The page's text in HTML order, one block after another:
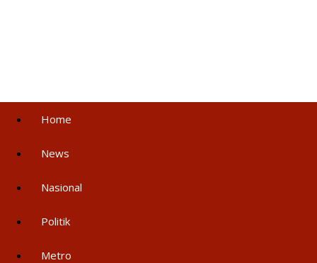
Home
News
Nasional
Politik
Metro